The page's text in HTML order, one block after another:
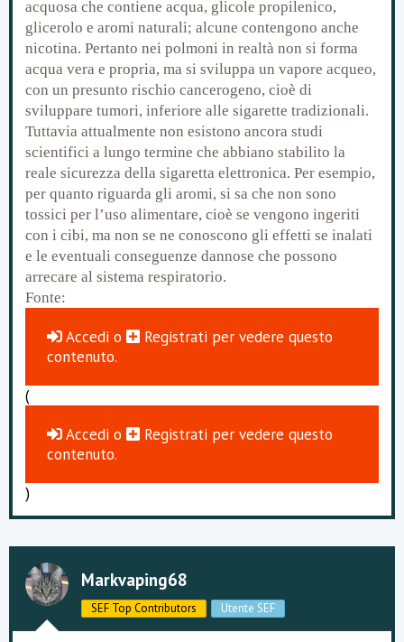
acquosa che contiene acqua, glicole propilenico,
glicerolo e aromi naturali; alcune contengono anche
nicotina. Pertanto nei polmoni in realtà non si forma
acqua vera e propria, ma si sviluppa un vapore acqueo,
con un presunto rischio cancerogeno, cioè di
sviluppare tumori, inferiore alle sigarette tradizionali.
Tuttavia attualmente non esistono ancora studi
scientifici a lungo termine che abbiano stabilito la
reale sicurezza della sigaretta elettronica. Per esempio,
per quanto riguarda gli aromi, si sa che non sono
tossici per l’uso alimentare, cioè se vengono ingeriti
con i cibi, ma non se ne conoscono gli effetti se inalati
e le eventuali conseguenze dannose che possono
arrecare al sistema respiratorio.
Fonte:
Accedi o Registrati per vedere questo
contenuto.
(
Accedi o Registrati per vedere questo
contenuto.
)
Markvaping68
SEF Top Contributors Utente SEF